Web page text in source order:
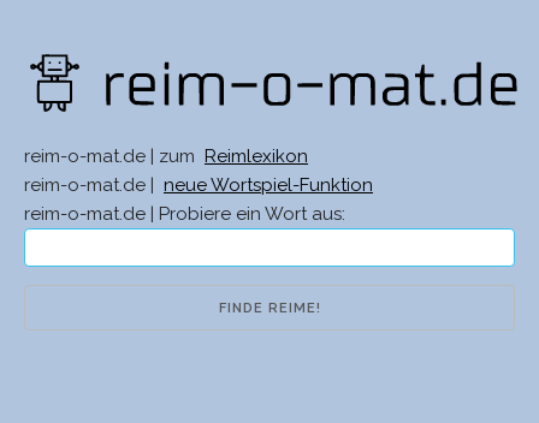
reim-o-mat.de | zum
Reimlexikon
reim-o-mat.de |
neue Wortspiel-Funktion
reim-o-mat.de | Probiere ein Wort aus: